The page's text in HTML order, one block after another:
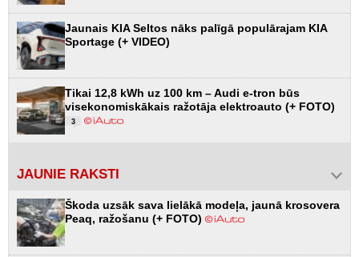
Jaunais KIA Seltos nāks palīgā populārajam KIA
Sportage (+ VIDEO)
Tikai 12,8 kWh uz 100 km – Audi e-tron būs
visekonomiskākais ražotāja elektroauto (+ FOTO)
3
JAUNIE RAKSTI
Škoda uzsāk sava lielākā modeļa, jaunā krosovera
Peaq, ražošanu (+ FOTO)